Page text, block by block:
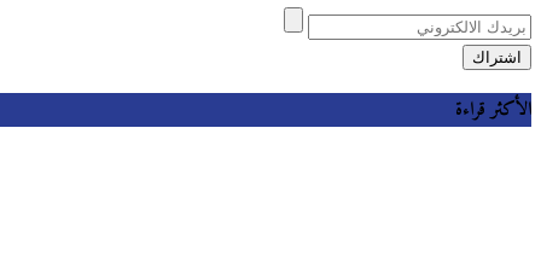
الأكثر قراءة